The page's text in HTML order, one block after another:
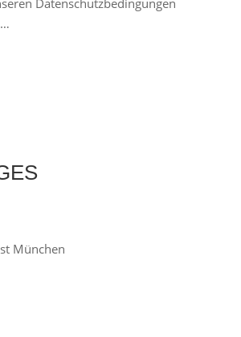
Datenschutzbedingungen
München